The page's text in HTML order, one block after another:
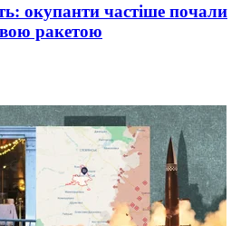
окупанти частіше почали
ракетою